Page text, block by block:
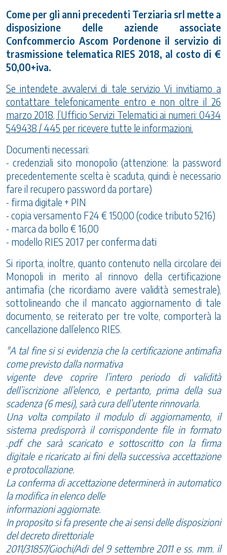
Come per gli anni precedenti Terziaria srl mette a
disposizione delle aziende associate
Confcommercio Ascom Pordenone il servizio di
trasmissione telematica RIES 2018, al costo di €
50,00+iva.
Se intendete avvalervi di tale servizio Vi invitiamo a
contattare telefonicamente entro e non oltre il 26
marzo 2018, l’Ufficio Servizi Telematici ai numeri: 0434
549438 / 445 per ricevere tutte le informazioni.
Documenti necessari:
- credenziali sito monopolio (attenzione: la password
precedentemente scelta è scaduta, quindi è necessario
fare il recupero password da portare)
- firma digitale + PIN
- copia versamento F24 € 150,00 (codice tributo 5216)
- marca da bollo € 16,00
- modello RIES 2017 per conferma dati
Si riporta, inoltre, quanto contenuto nella circolare dei
Monopoli in merito al rinnovo della certificazione
antimafia (che ricordiamo avere validità semestrale),
sottolineando che il mancato aggiornamento di tale
documento, se reiterato per tre volte, comporterà la
cancellazione dall’elenco RIES.
"A tal fine si si evidenzia che la certificazione antimafia
come previsto dalla normativa
vigente deve coprire l’intero periodo di validità
dell’iscrizione all’elenco, e pertanto, prima della sua
scadenza (6 mesi), sarà cura dell’utente rinnovarla.
Una volta compilato il modulo di aggiornamento, il
sistema predisporrà il corrispondente file in formato
.pdf che sarà scaricato e sottoscritto con la firma
digitale e ricaricato ai fini della successiva accettazione
e protocollazione.
La conferma di accettazione determinerà in automatico
la modifica in elenco delle
informazioni aggiornate.
In proposito si fa presente che ai sensi delle disposizioni
del decreto direttoriale
2011/31857/Giochi/Adi del 9 settembre 2011 e ss. mm. il